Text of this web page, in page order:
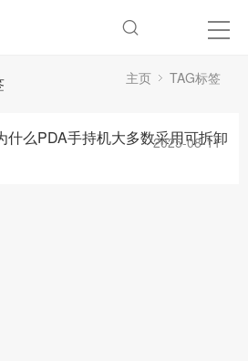
主页 TAG标签
什么PDA手持机大多数采用可拆卸
2025-08-11